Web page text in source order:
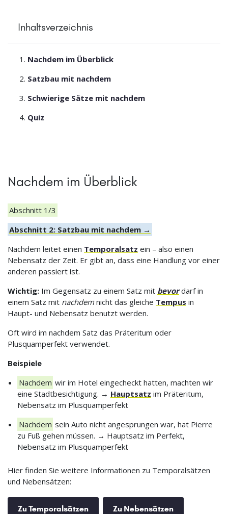
Inhaltsverzeichnis
Nachdem im Überblick
Satzbau mit nachdem
Schwierige Sätze mit nachdem
Quiz
Nachdem im Überblick
Abschnitt 1/3
Abschnitt 2: Satzbau mit nachdem →
Nachdem leitet einen Temporalsatz ein – also einen
Nebensatz der Zeit. Er gibt an, dass eine Handlung vor einer
anderen passiert ist.
Wichtig: Im Gegensatz zu einem Satz mit bevordarf in
einem Satz mit nachdem nicht das gleiche Tempus in
Haupt- und Nebensatz benutzt werden.
Oft wird im nachdem Satz das Präteritum oder
Plusquamperfekt verwendet.
Beispiele
Nachdem wir im Hotel eingecheckt hatten, machten wir
eine Stadtbesichtigung. → Hauptsatz im Präteritum,
Nebensatz im Plusquamperfekt
Nachdem sein Auto nicht angesprungen war, hat Pierre
zu Fuß gehen müssen. → Hauptsatz im Perfekt,
Nebensatz im Plusquamperfekt
Hier finden Sie weitere Informationen zu Temporalsätzen
und Nebensätzen:
Zu Temporalsätzen Zu Nebensätzen